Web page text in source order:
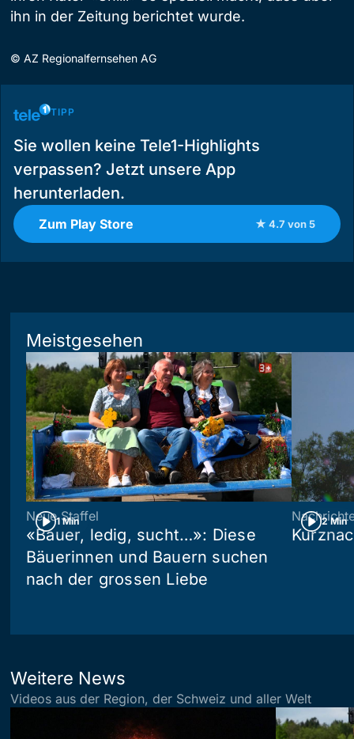
ihn in der Zeitung berichtet wurde.
© AZ Regionalfernsehen AG
TIPP
Sie wollen keine Tele1-Highlights
verpassen? Jetzt unsere App
herunterladen.
Zum Play Store ★ 4.7 von 5
Meistgesehen
1 Min
Neue Staffel
«Bauer, ledig, sucht…»: Diese
Bäuerinnen und Bauern suchen
nach der grossen Liebe
2 Min
Weitere News
Videos aus der Region, der Schweiz und aller Welt